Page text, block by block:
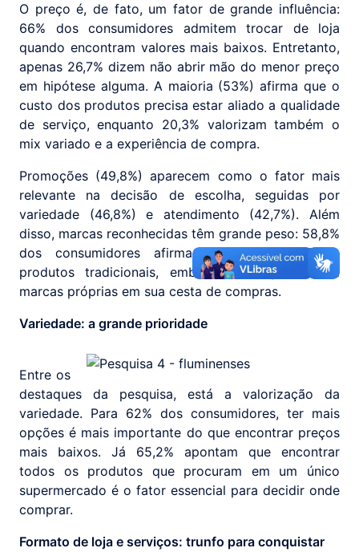
O preço é, de fato, um fator de grande influência:
66% dos consumidores admitem trocar de loja
quando encontram valores mais baixos. Entretanto,
apenas 26,7% dizem não abrir mão do menor preço
em hipótese alguma. A maioria (53%) afirma que o
custo dos produtos precisa estar aliado a qualidade
de serviço, enquanto 20,3% valorizam também o
mix variado e a experiência de compra.
Promoções (49,8%) aparecem como o fator mais
relevante na decisão de escolha, seguidas por
variedade (46,8%) e atendimento (42,7%). Além
disso, marcas reconhecidas têm grande peso: 58,8%
dos consumidores afirmam dar preferência a
produtos tradicionais, embora 61,3% já incluam
marcas próprias em sua cesta de compras.
Variedade: a grande prioridade
Entre os
destaques da pesquisa, está a valorização da
variedade. Para 62% dos consumidores, ter mais
opções é mais importante do que encontrar preços
mais baixos. Já 65,2% apontam que encontrar
todos os produtos que procuram em um único
supermercado é o fator essencial para decidir onde
comprar.
Formato de loja e serviços: trunfo para conquistar